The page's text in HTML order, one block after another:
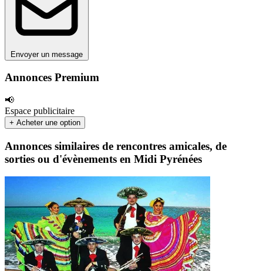
Annonces Premium
📢
Espace publicitaire
+ Acheter une option
Envoyer un message
Annonces similaires de rencontres amicales, de
sorties ou d'évènements en Midi Pyrénées